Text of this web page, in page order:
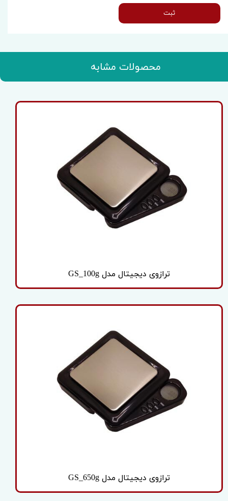
ثبت
محصولات مشابه
ترازوی دیجیتال مدل GS_100g
ترازوی دیجیتال مدل GS_650g